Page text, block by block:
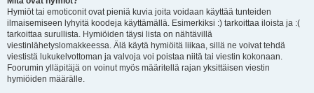
Hymiöt tai emoticonit ovat pieniä kuvia joita voidaan käyttää tunteiden
ilmaisemiseen lyhyitä koodeja käyttämällä. Esimerkiksi :) tarkoittaa iloista ja :(
tarkoittaa surullista. Hymiöiden täysi lista on nähtävillä
viestinlähetyslomakkeessa. Älä käytä hymiöitä liikaa, sillä ne voivat tehdä
viestistä lukukelvottoman ja valvoja voi poistaa niitä tai viestin kokonaan.
Foorumin ylläpitäjä on voinut myös määritellä rajan yksittäisen viestin
hymiöiden määrälle.